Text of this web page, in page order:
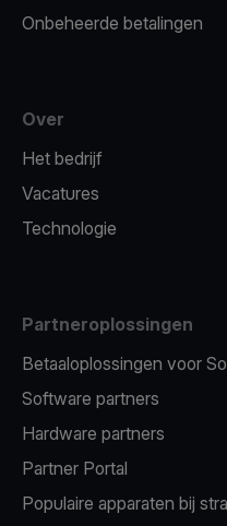
Onbeheerde betalingen
Over
Het bedrijf
Vacatures
Technologie
Partneroplossingen
Betaaloplossingen voor
Software partners
Hardware partners
Partner Portal
Populaire apparaten bij